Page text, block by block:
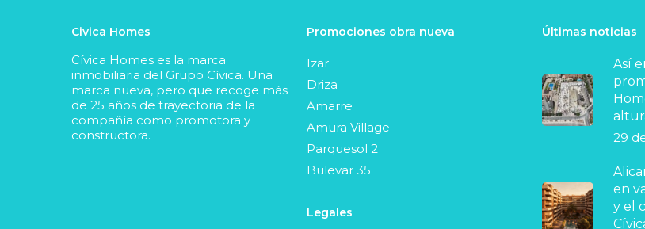
Civica Homes
Cívica Homes es la marca
inmobiliaria del Grupo Cívica. Una
marca nueva, pero que recoge más
de 25 años de trayectoria de la
compañía como promotora y
constructora.
Promociones obra nueva
Izar
Driza
Amarre
Amura Village
Parquesol 2
Bulevar 35
Legales
Últimas noticias
Así
29
en
y el